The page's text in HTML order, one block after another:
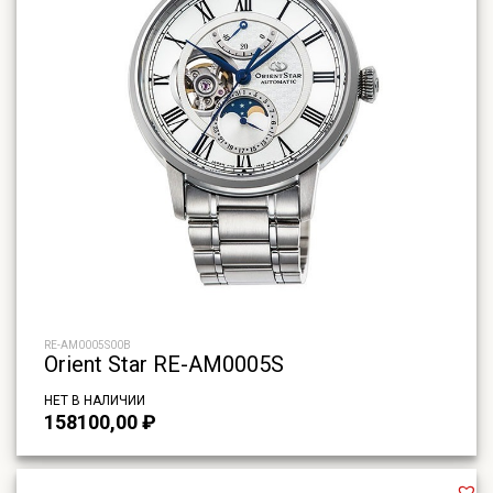
RE-AM0005S00B
Orient Star RE-AM0005S
НЕТ В НАЛИЧИИ
158100,00₽